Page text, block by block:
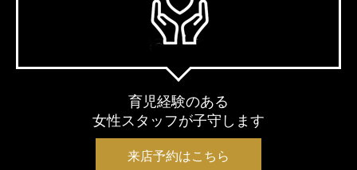
育児経験のある
女性スタッフが子守します
来店予約はこちら